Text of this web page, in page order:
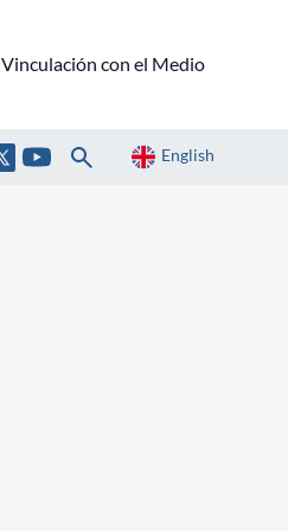
Vinculación con el Medio
English